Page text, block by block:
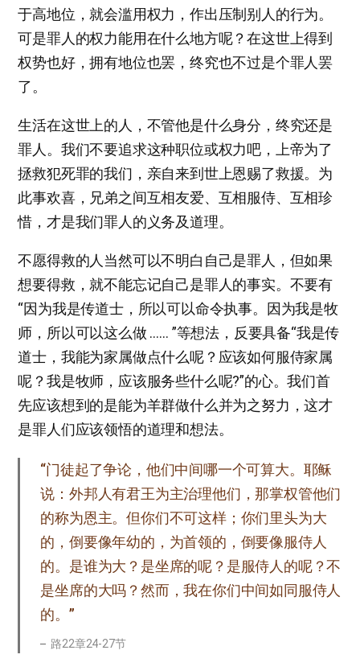
于高地位，就会滥用权力，作出压制别人的行为。
可是罪人的权力能用在什么地方呢？在这世上得到
权势也好，拥有地位也罢，终究也不过是个罪人罢
了。
生活在这世上的人，不管他是什么身分，终究还是
罪人。我们不要追求这种职位或权力吧，上帝为了
拯救犯死罪的我们，亲自来到世上恩赐了救援。为
此事欢喜，兄弟之间互相友爱、互相服侍、互相珍
惜，才是我们罪人的义务及道理。
不愿得救的人当然可以不明白自己是罪人，但如果
想要得救，就不能忘记自己是罪人的事实。不要有
“因为我是传道士，所以可以命令执事。因为我是牧
师，所以可以这么做 …… ”等想法，反要具备“我是传
道士，我能为家属做点什么呢？应该如何服侍家属
呢？我是牧师，应该服务些什么呢?”的心。我们首
先应该想到的是能为羊群做什么并为之努力，这才
是罪人们应该领悟的道理和想法。
“门徒起了争论，他们中间哪一个可算大。耶稣
说：外邦人有君王为主治理他们，那掌权管他们
的称为恩主。但你们不可这样；你们里头为大
的，倒要像年幼的，为首领的，倒要像服侍人
的。是谁为大？是坐席的呢？是服侍人的呢？不
是坐席的大吗？然而，我在你们中间如同服侍人
的。”
路22章24-27节